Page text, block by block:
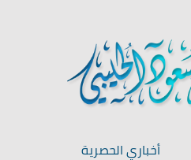
أخباري الحصرية